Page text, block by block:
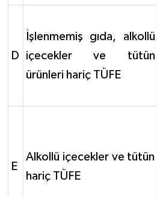
D
İşlenmemiş gıda, alkollü
içecekler ve tütün
ürünleri hariç TÜFE
E
Alkollü içecekler ve tütün
hariç TÜFE